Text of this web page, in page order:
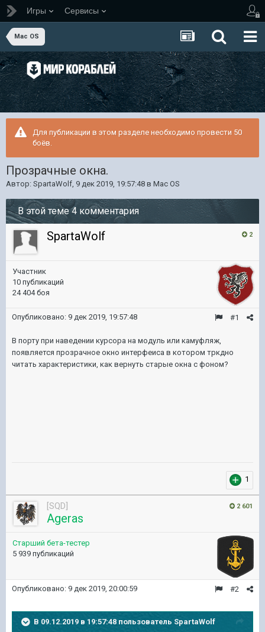
Игры Сервисы
Mac OS
Для публикации в этом разделе необходимо провести 50
боёв.
Прозрачные окна.
Автор: SpartaWolf, 9 дек 2019, 19:57:48 в Mac OS
В этой теме 4 комментария
2
SpartaWolf
Участник
10 публикаций
24 404 боя
#1
Опубликовано: 9 дек 2019, 19:57:48
В порту при наведении курсора на модуль или камуфляж,
появляется прозрачное окно интерфеиса в котором тркдно
читать характеристики, как вернуть старые окна с фоном?
1
2 601
[SQD]
Ageras
Старший бета-тестер
5 939 публикаций
#2
Опубликовано: 9 дек 2019, 20:00:59
В 09.12.2019 в 19:57:48 пользователь SpartaWolf